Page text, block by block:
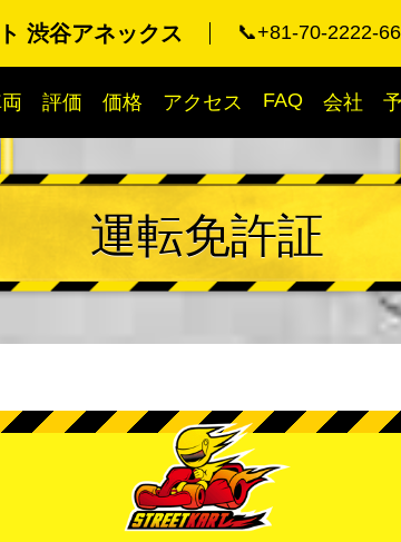
渋谷アネックス 📞+81-70-2222-
評価 価格 アクセス FAQ 会社
運転免許証